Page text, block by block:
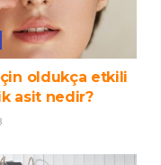
oldukça etkili
asit nedir?